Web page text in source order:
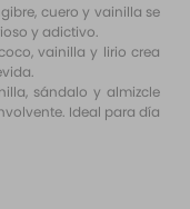
cuero y vainilla se
y adictivo.
vainilla y lirio crea
sándalo y almizcle
Ideal para día